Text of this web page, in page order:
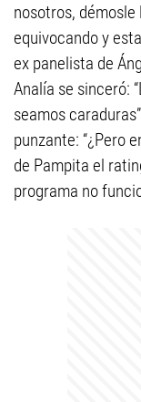
nosotros,
equivocando y
ex panelista de
Analía se sinceró:
seamos
punzante: “¿Pero
de Pampita el
programa no